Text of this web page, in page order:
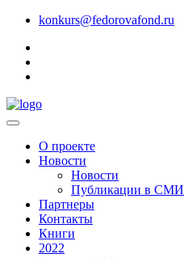
konkurs@fedorovafond.ru
О проекте
Новости
Новости
Публикации в СМИ
Партнеры
Контакты
Книги
2022